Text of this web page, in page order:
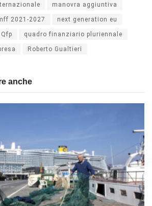
manovra aggiuntiva
2021-2027 next generation eu
Qfp quadro finanziario pluriennale
Roberto Gualtieri
anche